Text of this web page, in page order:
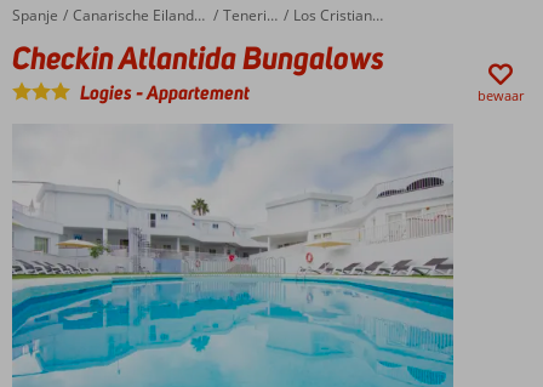
restaurant
uitstekend
buffet
en oud
Home
Spanje Canarische Eilanden Tenerife Los Cristianos
Checkin Atlantida Bungalows
Checkin Atlantida Bungalows
Logies-Appartement bewaar